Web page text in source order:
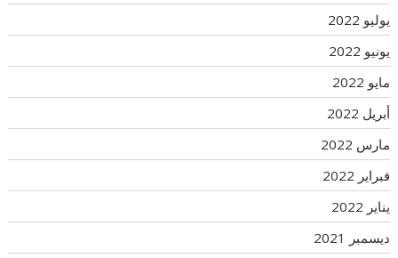
يوليو 2022
يونيو 2022
مايو 2022
أبريل 2022
مارس 2022
فبراير 2022
يناير 2022
ديسمبر 2021